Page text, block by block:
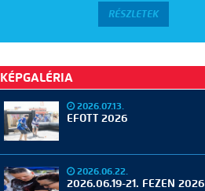
RÉSZLETEK
KÉPGALÉRIA
2026.07.13.
EFOTT 2026
2026.06.22.
2026.06.19-21. FEZEN 2026